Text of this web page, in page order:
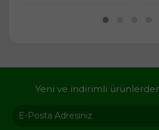
Yeni ve indirimli